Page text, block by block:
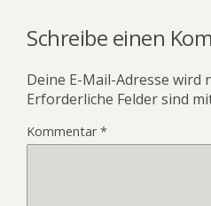
Schreibe einen
Deine E-Mail-Adresse wird
Erforderliche Felder sind
Kommentar*